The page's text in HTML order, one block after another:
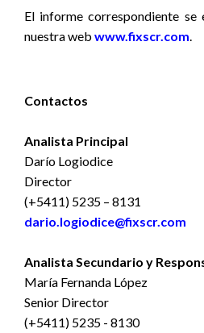
El informe correspondiente se
nuestra web www.fixscr.com.
Contactos
Analista Principal
Darío Logiodice
Director
(+5411) 5235 – 8131
dario.logiodice@fixscr.com
Analista Secundario y
María Fernanda López
Senior Director
(+5411) 5235 - 8130